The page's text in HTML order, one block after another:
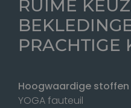
RUIME
PRACHTIGE
Hoogwaardige stoffen
YOGA fauteuil